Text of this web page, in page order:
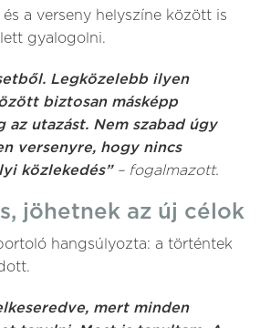
a verseny helyszíne között is
gyalogolni.
Legközelebb ilyen
biztosan másképp
az utazást. Nem szabad úgy
versenyre, hogy nincs
közlekedés” – fogalmazott.
jöhetnek az új célok
hangsúlyozta: a történtek
mert minden